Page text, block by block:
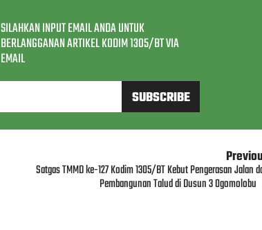
SILAHKAN INPUT EMAIL ANDA UNTUK
BERLANGGANAN ARTIKEL KODIM 1305/BT VIA
EMAIL
Satgas TMMD ke-127 Kodim 1305/BT Kebut Pengerasan Jalan
Pembangunan Talud di Dusun 3 Ogomolobu